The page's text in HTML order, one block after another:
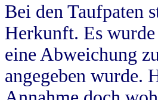
Bei den Taufpaten
Herkunft. Es wurde
eine Abweichung
angegeben wurde.